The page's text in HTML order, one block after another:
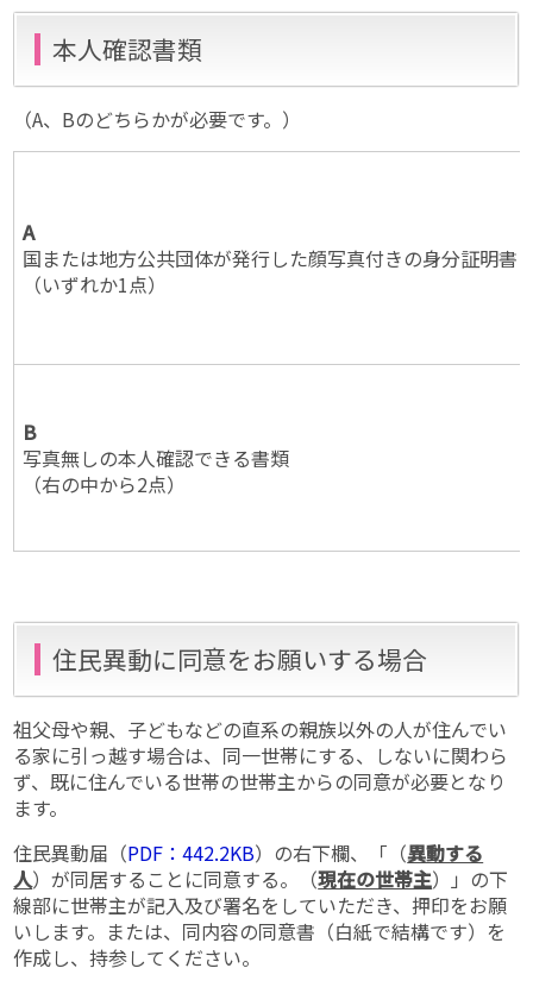
本人確認書類
（A、Bのどちらかが必要です。）
A
国または地方公共団体が発行した顔写真付きの身分証明書
（いずれか1点）
B
写真無しの本人確認できる書類
（右の中から2点）
住民異動に同意をお願いする場合
祖父母や親、子どもなどの直系の親族以外の人が住んでい
る家に引っ越す場合は、同一世帯にする、しないに関わら
ず、既に住んでいる世帯の世帯主からの同意が必要となり
ます。
住民異動届（PDF：442.2KB）の右下欄、「（異動する
人）が同居することに同意する。（現在の世帯主）」の下
線部に世帯主が記入及び署名をしていただき、押印をお願
いします。または、同内容の同意書（白紙で結構です）を
作成し、持参してください。